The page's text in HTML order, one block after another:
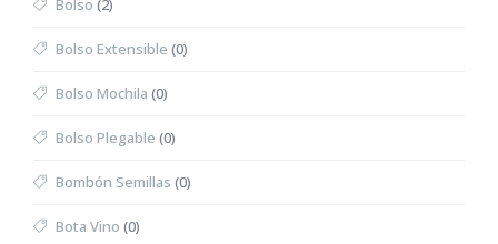
Bolso (2)
Bolso Extensible (0)
Bolso Mochila (0)
Bolso Plegable (0)
Bombón Semillas (0)
Bota Vino (0)